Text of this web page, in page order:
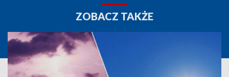
ZOBACZ TAKŻE